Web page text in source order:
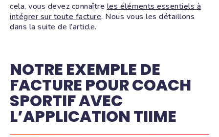
cela, vous devez connaître les éléments essentiels à
intégrer sur toute facture. Nous vous les détaillons
dans la suite de l’article.
NOTRE EXEMPLE DE
FACTURE POUR COACH
SPORTIF AVEC
L’APPLICATION TIIME